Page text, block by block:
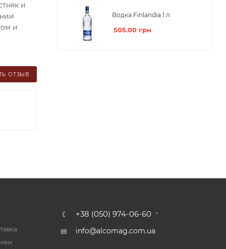
и
и
ОТЗЫВ
Водка Finlandia 1 л
505.00 грн
+38 (050) 974-06-60
info@alcomag.com.ua